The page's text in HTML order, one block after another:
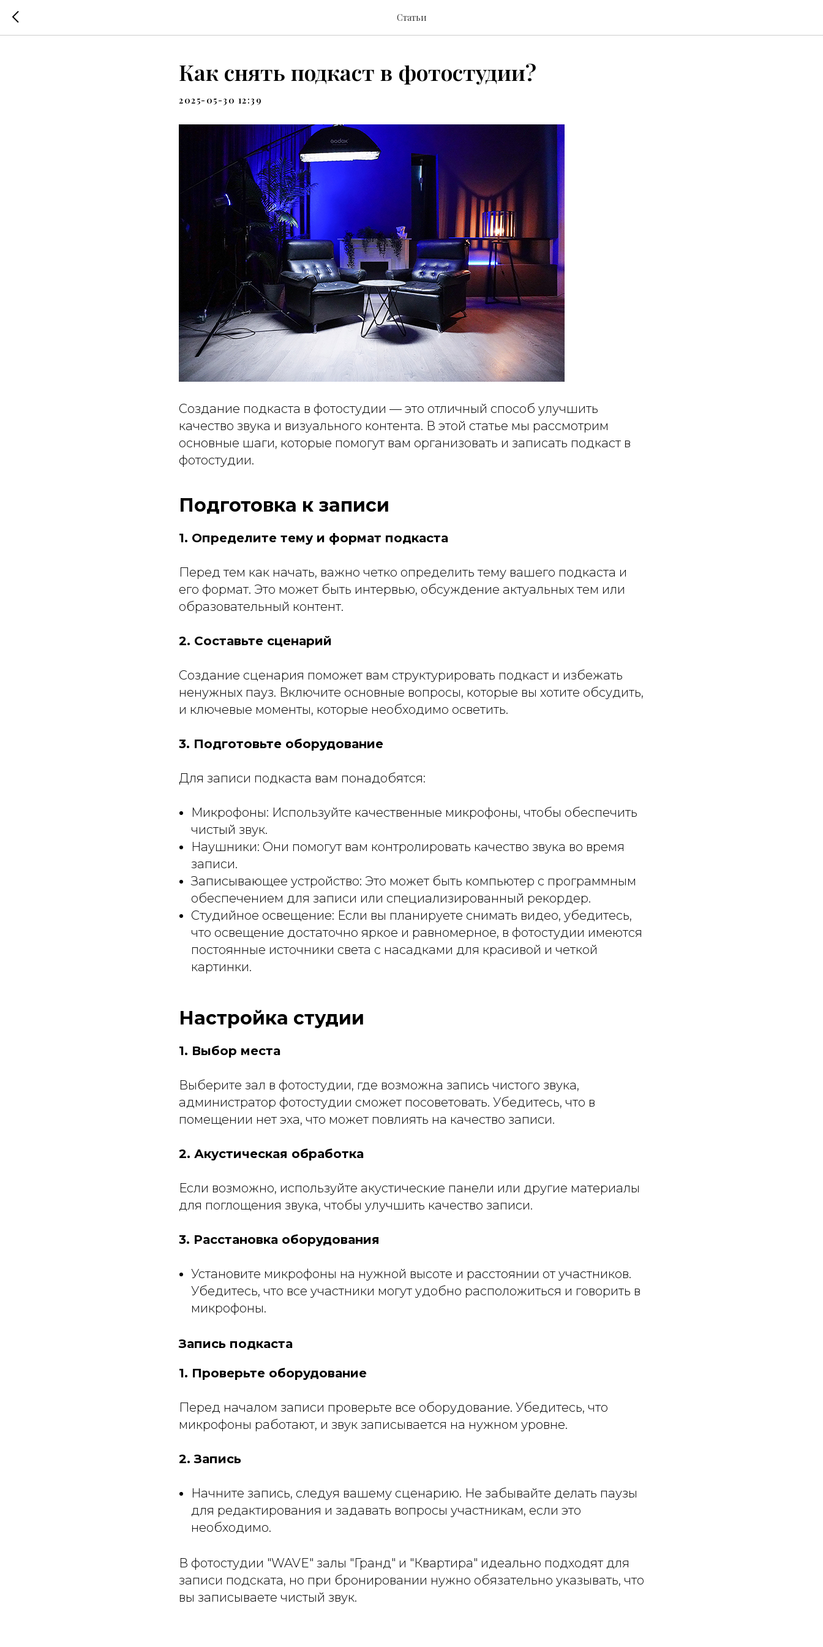
Статьи
Как снять подкаст в фотостудии?
2025-05-30 12:39
Создание подкаста в фотостудии — это отличный способ улучшить
качество звука и визуального контента. В этой статье мы рассмотрим
основные шаги, которые помогут вам организовать и записать подкаст в
фотостудии.
Подготовка к записи
1. Определите тему и формат подкаста
Перед тем как начать, важно четко определить тему вашего подкаста и
его формат. Это может быть интервью, обсуждение актуальных тем или
образовательный контент.
2. Составьте сценарий
Создание сценария поможет вам структурировать подкаст и избежать
ненужных пауз. Включите основные вопросы, которые вы хотите обсудить,
и ключевые моменты, которые необходимо осветить.
3. Подготовьте оборудование
Для записи подкаста вам понадобятся:
Микрофоны: Используйте качественные микрофоны, чтобы обеспечить
чистый звук.
Наушники: Они помогут вам контролировать качество звука во время
записи.
Записывающее устройство: Это может быть компьютер с программным
обеспечением для записи или специализированный рекордер.
Студийное освещение: Если вы планируете снимать видео, убедитесь,
что освещение достаточно яркое и равномерное, в фотостудии имеются
постоянные источники света с насадками для красивой и четкой
картинки.
Настройка студии
1. Выбор места
Выберите зал в фотостудии, где возможна запись чистого звука,
администратор фотостудии сможет посоветовать. Убедитесь, что в
помещении нет эха, что может повлиять на качество записи.
2. Акустическая обработка
Если возможно, используйте акустические панели или другие материалы
для поглощения звука, чтобы улучшить качество записи.
3. Расстановка оборудования
Установите микрофоны на нужной высоте и расстоянии от участников.
Убедитесь, что все участники могут удобно расположиться и говорить в
микрофоны.
Запись подкаста
1. Проверьте оборудование
Перед началом записи проверьте все оборудование. Убедитесь, что
микрофоны работают, и звук записывается на нужном уровне.
2. Запись
Начните запись, следуя вашему сценарию. Не забывайте делать паузы
для редактирования и задавать вопросы участникам, если это
необходимо.
В фотостудии "WAVE" залы "Гранд" и "Квартира" идеально подходят для
записи подската, но при бронировании нужно обязательно указывать, что
вы записываете чистый звук.